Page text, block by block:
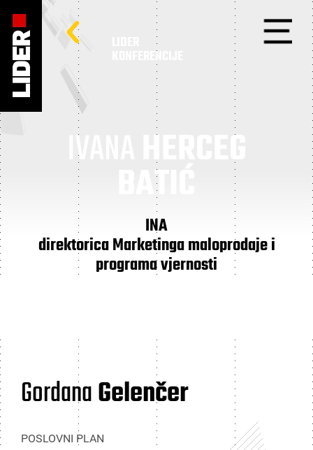
KONFERENCIJE
IVANA HERCEG
BATIĆ
INA
direktorica Marketinga maloprodaje i
programa vjernosti
GordanaGelenčer
POSLOVNI PLAN